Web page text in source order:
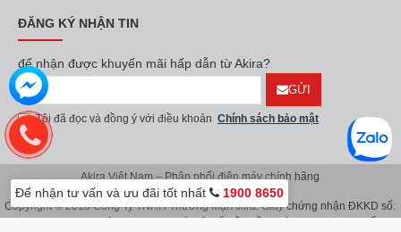
ĐĂNG KÝ NHẬN TIN
để nhận được khuyến mãi hấp dẫn từ Akira?
GỬI
Tôi đã đọc và đồng ý với điều khoản Chính sách bảo mật
Akira Việt Nam – Phân phối điện máy chính hãng
Copyright © 2018 Công Ty TNHH Thương Mại Akira. Giấy chứng nhận ĐKKD số:
Để nhận tư vấn và ưu đãi tốt nhất 1900 8650